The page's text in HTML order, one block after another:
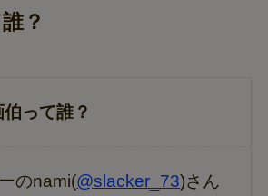
？
って誰？
のnami(@slacker_73)さん